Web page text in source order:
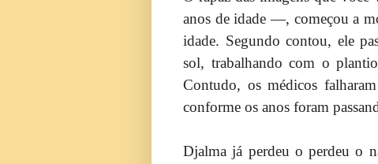
anos de idade —, começou a
idade. Segundo contou, ele
sol, trabalhando com o
Contudo, os médicos
conforme os anos foram
Djalma já perdeu o perdeu o